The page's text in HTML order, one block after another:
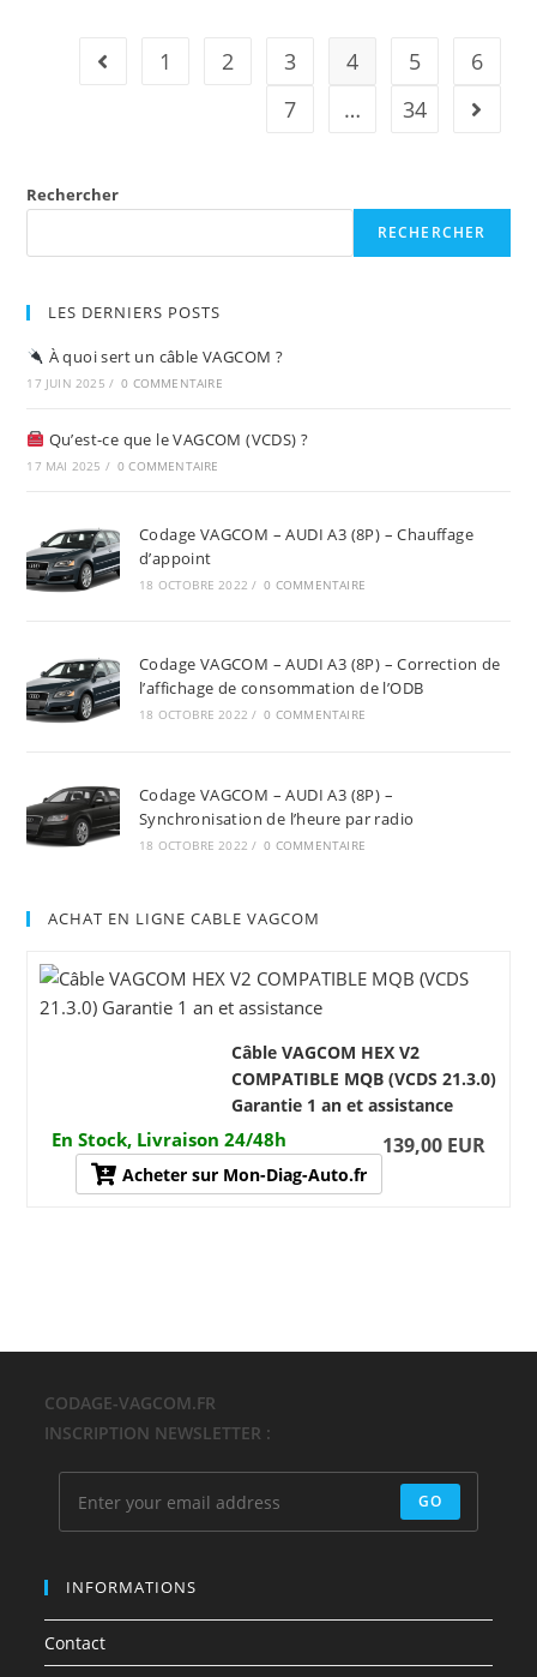
Activer
Feux
Go to the previous page
1 2 3 4 5
6
7
… 34 Aller à
Rechercher
RECHERCHER
LES DERNIERS POSTS
À quoi sert un câble VAGCOM ?
17 JUIN 2025 / 0 COMMENTAIRE
Qu’est-ce que le VAGCOM (VCDS) ?
17 MAI 2025 / 0 COMMENTAIRE
Codage VAGCOM – AUDI A3 (8P) – Chauffage
d’appoint
18 OCTOBRE 2022 / 0 COMMENTAIRE
Codage VAGCOM – AUDI A3 (8P) – Correction de
l’affichage de consommation de l’ODB
18 OCTOBRE 2022 / 0 COMMENTAIRE
Codage VAGCOM – AUDI A3 (8P) –
Synchronisation de l’heure par radio
18 OCTOBRE 2022 / 0 COMMENTAIRE
ACHAT EN LIGNE CABLE VAGCOM
Câble VAGCOM HEX V2
COMPATIBLE MQB (VCDS 21.3.0)
Garantie 1 an et assistance
En Stock, Livraison 24/48h 139,00 EUR
Acheter sur Mon-Diag-Auto.fr
CODAGE-VAGCOM.FR
INSCRIPTION NEWSLETTER :
GO
INFORMATIONS
Contact